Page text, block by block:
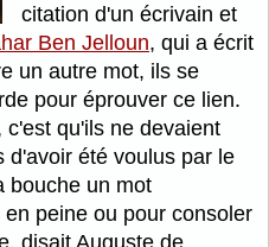
citation d'un écrivain et
Ben Jelloun, qui a écrit
un autre mot, ils se
pour éprouver ce lien.
qu'ils ne devaient
d'avoir été voulus par le
bouche un mot
peine ou pour consoler